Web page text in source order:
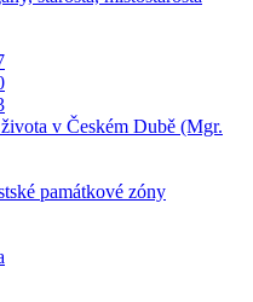
v Českém Dubě (Mgr.
památkové zóny